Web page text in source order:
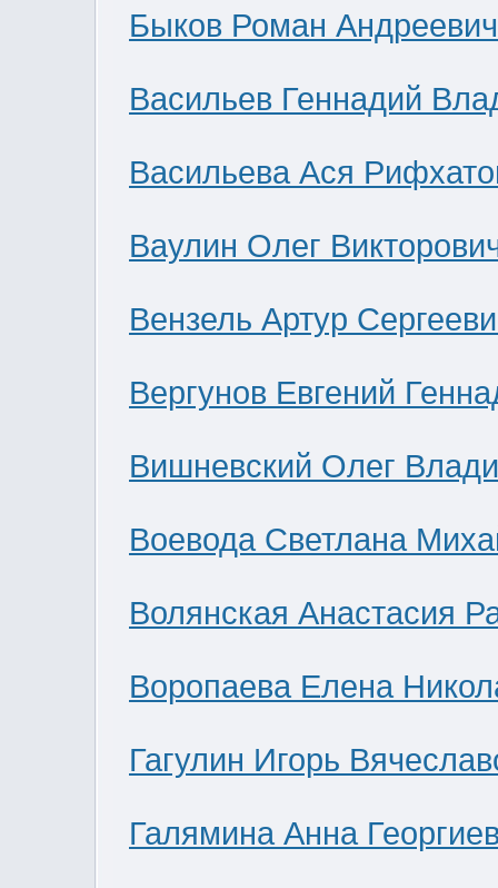
Быков Роман Андреевич
Васильев Геннадий
Васильева Ася
Ваулин Олег
Вензель Артур
Вергунов Евгений
Вишневский Олег
Воевода Светлана
Волянская Анастасия
Воропаева Елена
Гагулин Игорь
Галямина Анна